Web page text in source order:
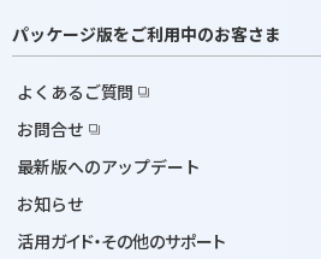
パッケージ版をご利用中のお客さま
よくあるご質問
お問合せ
最新版へのアップデート
お知らせ
活用ガイド・その他のサポート